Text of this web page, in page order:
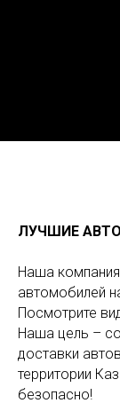
ЛУЧШИЕ
Наша
автомобилей
Посмотрите
Наша цель –
доставки
территории
безопасно!